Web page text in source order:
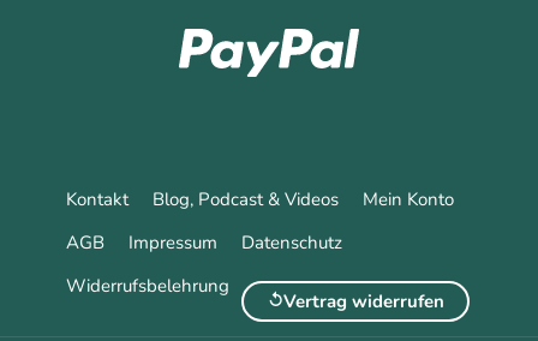
Kontakt Blog, Podcast & Videos
Mein Konto
AGB
Impressum
Datenschutz
Widerrufsbelehrung
Vertrag widerrufen